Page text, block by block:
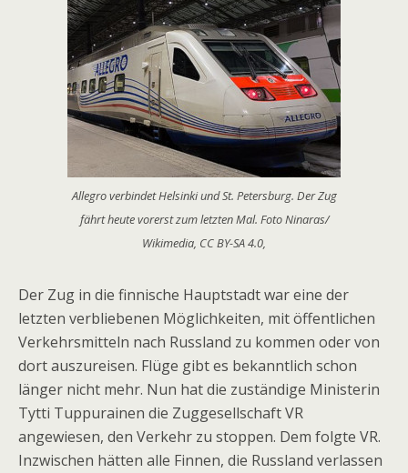
Allegro verbindet Helsinki und St. Petersburg. Der Zug
fährt heute vorerst zum letzten Mal. Foto Ninaras/
Wikimedia, CC BY-SA 4.0,
Der Zug in die finnische Hauptstadt war eine der
letzten verbliebenen Möglichkeiten, mit öffentlichen
Verkehrsmitteln nach Russland zu kommen oder von
dort auszureisen. Flüge gibt es bekanntlich schon
länger nicht mehr. Nun hat die zuständige Ministerin
Tytti Tuppurainen die Zuggesellschaft VR
angewiesen, den Verkehr zu stoppen. Dem folgte VR.
Inzwischen hätten alle Finnen, die Russland verlassen